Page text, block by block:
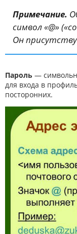
Примечание.
символ «@»
Он
Пароль —
для входа в
посторонних.